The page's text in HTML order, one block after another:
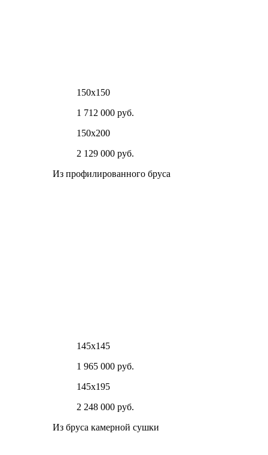
150х150
1 712 000 руб.
150х200
2 129 000 руб.
Из профилированного бруса
145х145
1 965 000 руб.
145х195
2 248 000 руб.
Из бруса камерной сушки